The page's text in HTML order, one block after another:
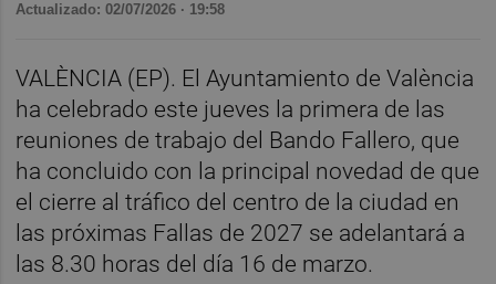
Actualizado: 02/07/2026 · 19:58
VALÈNCIA (EP). El Ayuntamiento de València
ha celebrado este jueves la primera de las
reuniones de trabajo del Bando Fallero, que
ha concluido con la principal novedad de que
el cierre al tráfico del centro de la ciudad en
las próximas Fallas de 2027 se adelantará a
las 8.30 horas del día 16 de marzo.